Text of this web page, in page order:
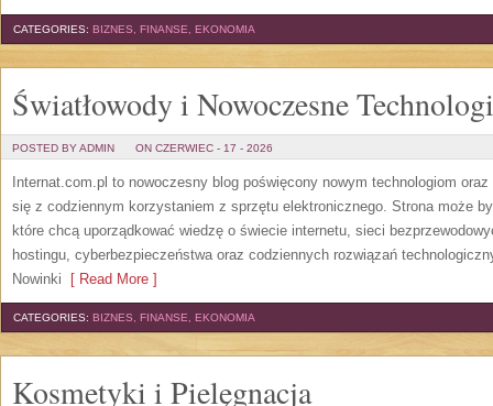
CATEGORIES: BIZNES, FINANSE, EKONOMIA
Światłowody i Nowoczesne
POSTED BY ADMIN ON CZERWIEC - 17 - 2026
Internat.com.pl to nowoczesny blog poświęcony nowym technologiom
się z codziennym korzystaniem z sprzętu elektronicznego. Strona może
które chcą uporządkować wiedzę o świecie internetu, sieci
hostingu, cyberbezpieczeństwa oraz codziennych rozwiązań
Nowinki [ Read More ]
CATEGORIES: BIZNES, FINANSE, EKONOMIA
Kosmetyki i Pielęgnacja